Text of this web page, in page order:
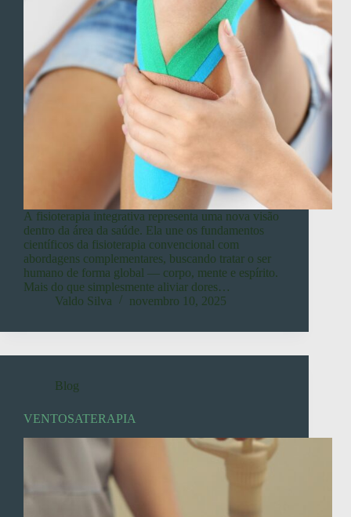
A fisioterapia integrativa representa uma nova visão
dentro da área da saúde. Ela une os fundamentos
científicos da fisioterapia convencional com
abordagens complementares, buscando tratar o ser
humano de forma global — corpo, mente e espírito.
Mais do que simplesmente aliviar dores…
Valdo Silva
novembro 10, 2025
Blog
VENTOSATERAPIA